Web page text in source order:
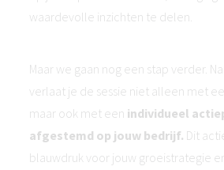
waardevolle inzichten te delen.
Maar we gaan nog een stap verder.
verlaat je de sessie niet alleen met
maar ook met een individueel
afgestemd op jouw bedrijf. Dit
blauwdruk voor jouw groeistrategie